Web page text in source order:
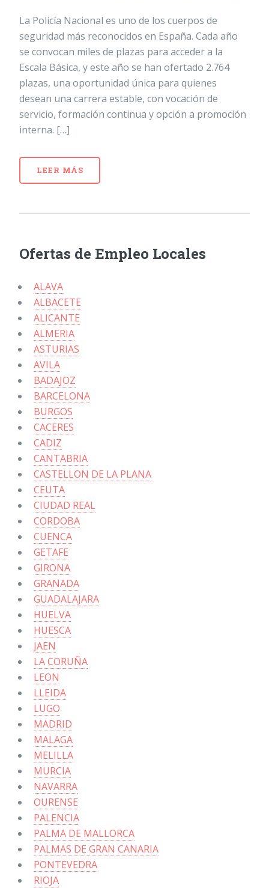
La Policía Nacional es uno de los cuerpos de
seguridad más reconocidos en España. Cada año
se convocan miles de plazas para acceder a la
Escala Básica, y este año se han ofertado 2.764
plazas, una oportunidad única para quienes
desean una carrera estable, con vocación de
servicio, formación continua y opción a promoción
interna. […]
LEER MÁS
Ofertas de Empleo Locales
ALAVA
ALBACETE
ALICANTE
ALMERIA
ASTURIAS
AVILA
BADAJOZ
BARCELONA
BURGOS
CACERES
CADIZ
CANTABRIA
CASTELLON DE LA PLANA
CEUTA
CIUDAD REAL
CORDOBA
CUENCA
GETAFE
GIRONA
GRANADA
GUADALAJARA
HUELVA
HUESCA
JAEN
LA CORUÑA
LEON
LLEIDA
LUGO
MADRID
MALAGA
MELILLA
MURCIA
NAVARRA
OURENSE
PALENCIA
PALMA DE MALLORCA
PALMAS DE GRAN CANARIA
PONTEVEDRA
RIOJA